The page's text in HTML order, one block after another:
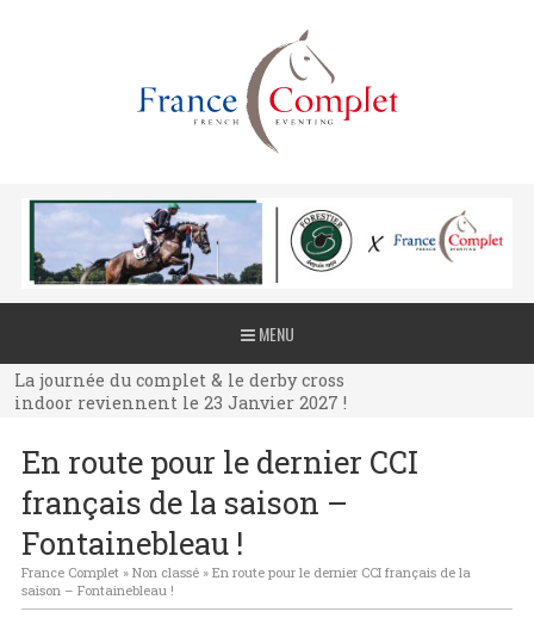
MENU
La journée du complet & le derby cross
indoor reviennent le 23 Janvier 2027 !
La journée du complet & le derby cross
indoor reviennent le 23 Janvier 2027 !
indoor reviennent le 23 Janvier 2027 !
En route pour le dernier CCI
français de la saison –
Fontainebleau !
France Complet» Non classé» En route pour le dernier CCI français de la
saison – Fontainebleau !